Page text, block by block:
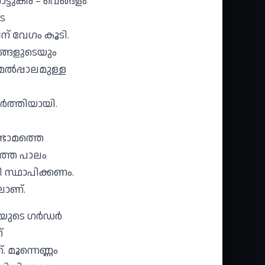
വേഗം കൂടി.
പാലം
സ്ഥാപിക്കണം.
ഗർഡർ
മൂന്നെണ്ണം